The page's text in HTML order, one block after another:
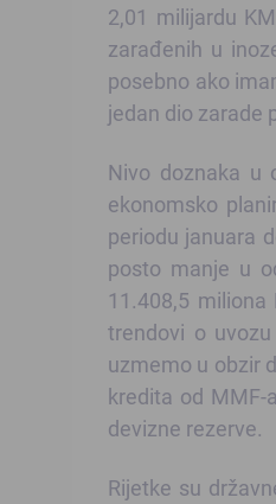
2,01 milijardu
zarađenih u
posebno ako
jedan dio zarade
Nivo doznaka u
ekonomsko
periodu januara
posto manje u
11.408,5
trendovi o
uzmemo u obzir
kredita od
devizne rezerve.
Rijetke su